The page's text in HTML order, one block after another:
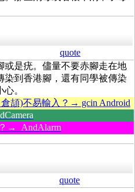
quote
或是疣。儘量不要赤腳走在地
到香港腳，還有同學被傳染
。
頡)不易輸入？→ gcin Android
→ AndAlarm
quote